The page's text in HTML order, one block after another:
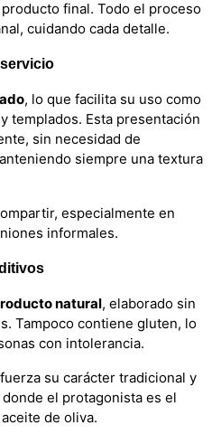
final. Todo el proceso
cuidando cada detalle.
, lo que facilita su uso como
templados. Esta presentación
sin necesidad de
siempre una textura
especialmente en
informales.
natural, elaborado sin
Tampoco contiene gluten, lo
con intolerancia.
su carácter tradicional y
el protagonista es el
de oliva.